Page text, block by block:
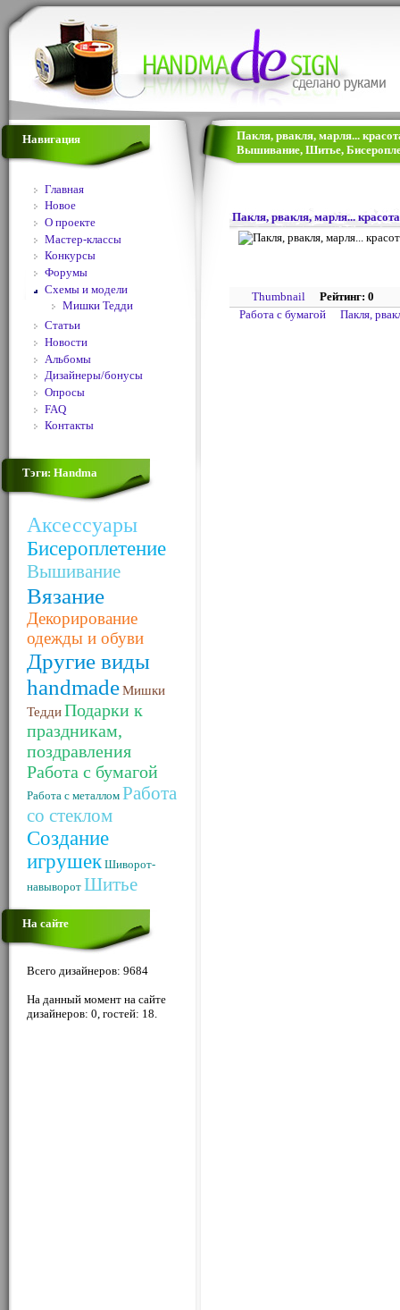
Навигация
Главная
Новое
О проекте
Мастер-классы
Конкурсы
Форумы
Схемы и модели
Мишки Тедди
Статьи
Новости
Альбомы
Дизайнеры/бонусы
Опросы
FAQ
Контакты
Тэги: Handma
Аксессуары
Бисероплетение
Вышивание
Вязание
Декорирование
одежды и обуви
Другие виды
handmadeМишки
ТеддиПодарки к
праздникам,
поздравления
Работа с бумагой
Работа с металлом Работа
со стеклом
Создание
игрушек Шиворот-
навыворот Шитье
На сайте
Всего дизайнеров: 9684
На данный момент на сайте
дизайнеров: 0, гостей: 18.
Пакля, рвакля, марля...
Вышивание, Шитье,
Пакля, рвакля, марля...
Thumbnail
Рейтинг: 0
Работа с бумагой
Пакля,